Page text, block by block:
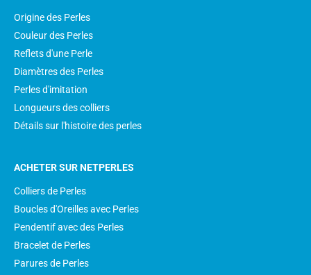
Origine des Perles
Couleur des Perles
Reflets d'une Perle
Diamètres des Perles
Perles d'imitation
Longueurs des colliers
Détails sur l'histoire des perles
ACHETER SUR NETPERLES
Colliers de Perles
Boucles d'Oreilles avec Perles
Pendentif avec des Perles
Bracelet de Perles
Parures de Perles